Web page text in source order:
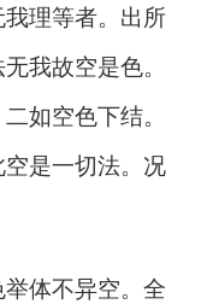
理等者。出所
我故空是色。
如空色下结。
是一切法。况
体不异空。全